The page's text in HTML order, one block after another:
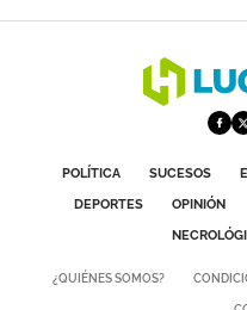
SALUD
GALERÍAS
POLÍTICA SUCESOS
DEPORTES
OPINIÓN
¿QUIÉNES SOMOS?